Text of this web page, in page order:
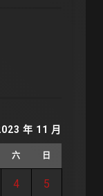
年 11 月
六 日
4 5